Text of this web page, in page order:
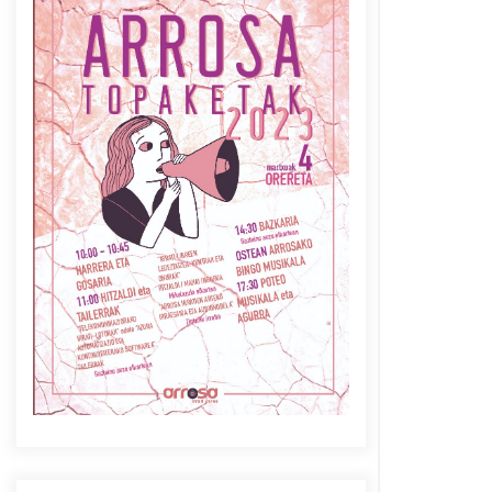
Azaroak 6 Iurretan Arrosa
sarearen IX. topaketak
2021/10/04
Berria egunkarian
elkarrizketa Arrosaren 20
urteez
2021/07/06
Arrosaren laburpen bideoa
Hamaika Telebistaren eskutik
2021/06/30